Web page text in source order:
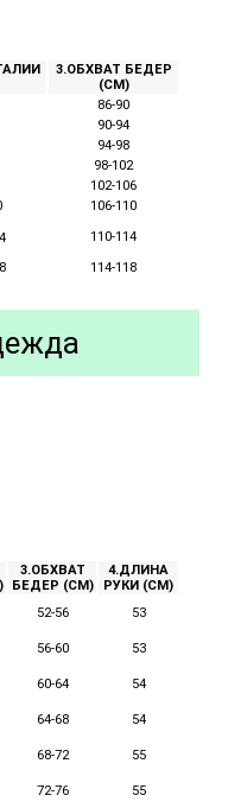
3.ОБХВАТ БЕДЕР
(СМ)
86-90
90-94
94-98
98-102
102-106
106-110
110-114
114-118
3.ОБХВАТ
БЕДЕР (СМ)
4.ДЛИНА
РУКИ (СМ)
52-56
53
56-60
53
60-64
54
64-68
54
68-72
55
72-76
55